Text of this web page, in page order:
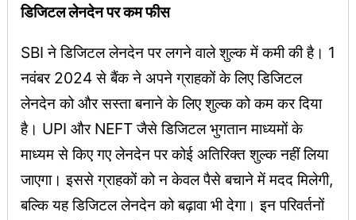
डिजिटल लेनदेन पर कम फीस
SBI ने डिजिटल लेनदेन पर लगने वाले शुल्क में कमी की है। 1
नवंबर 2024 से बैंक ने अपने ग्राहकों के लिए डिजिटल
लेनदेन को और सस्ता बनाने के लिए शुल्क को कम कर दिया
है। UPI और NEFT जैसे डिजिटल भुगतान माध्यमों के
माध्यम से किए गए लेनदेन पर कोई अतिरिक्त शुल्क नहीं लिया
जाएगा। इससे ग्राहकों को न केवल पैसे बचाने में मदद मिलेगी,
बल्कि यह डिजिटल लेनदेन को बढ़ावा भी देगा। इन परिवर्तनों